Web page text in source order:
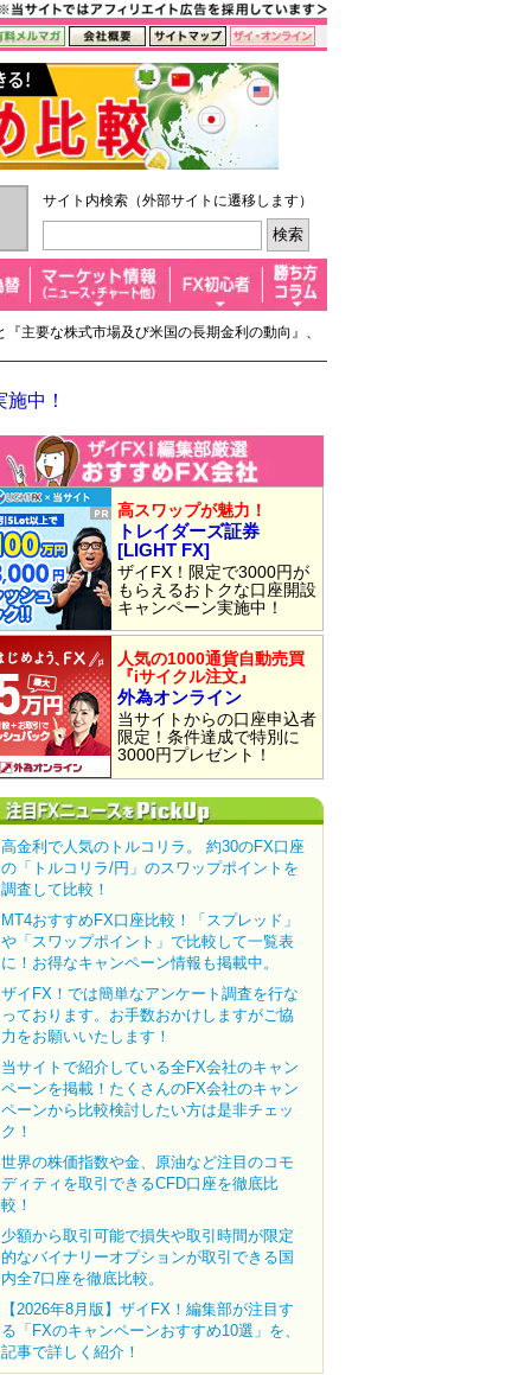
サイト内検索（外部サイトに遷移します）
主要な株式市場及び米国の長期金利の動向』、
中！
高スワップが魅力！
トレイダーズ証券
[LIGHT FX]
ザイFX！限定で3000円が
もらえるおトクな口座開設
キャンペーン実施中！
人気の1000通貨自動売買
『iサイクル注文』
外為オンライン
当サイトからの口座申込者
限定！条件達成で特別に
3000円プレゼント！
高金利で人気のトルコリラ。 約30のFX口座
の「トルコリラ/円」のスワップポイントを
調査して比較！
MT4おすすめFX口座比較！「スプレッド」
や「スワップポイント」で比較して一覧表
に！お得なキャンペーン情報も掲載中。
ザイFX！では簡単なアンケート調査を行な
っております。お手数おかけしますがご協
力をお願いいたします！
当サイトで紹介している全FX会社のキャン
ペーンを掲載！たくさんのFX会社のキャン
ペーンから比較検討したい方は是非チェッ
ク！
世界の株価指数や金、原油など注目のコモ
ディティを取引できるCFD口座を徹底比
較！
少額から取引可能で損失や取引時間が限定
的なバイナリーオプションが取引できる国
内全7口座を徹底比較。
【2026年8月版】ザイFX！編集部が注目す
る「FXのキャンペーンおすすめ10選」を、
記事で詳しく紹介！